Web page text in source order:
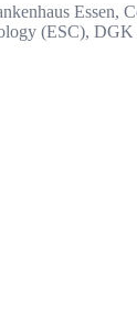
Essen,
(ESC),